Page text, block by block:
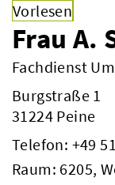
Vorlesen
Frau A.
Fachdienst
Burgstraße 1
31224 Peine
Telefon: +49
Raum: 6205,